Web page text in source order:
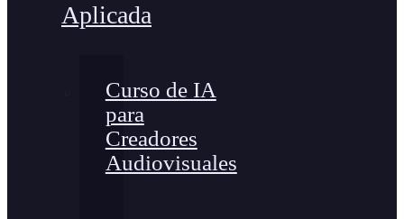
Aplicada
Curso de IA
para
Creadores
Audiovisuales